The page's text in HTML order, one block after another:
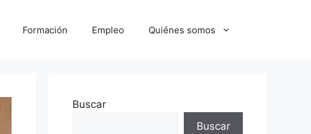
Formación Empleo Quiénes somos
Buscar
Buscar